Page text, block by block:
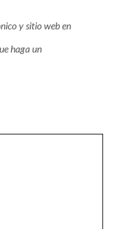
y sitio web en
haga un